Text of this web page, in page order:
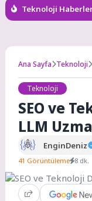
Teknoloji
Ana Sayfa Teknoloji
Teknoloji
SEO ve
LLM
EnginDeniz
41 Görüntüleme 8 dk.